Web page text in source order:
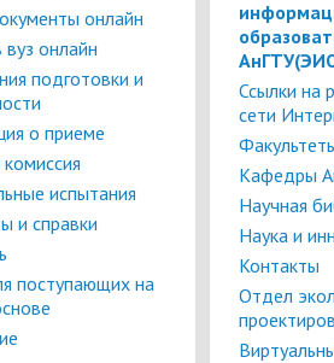
Финансово-хозяйственная
деятельность
Организация питания в
образовательной
Информация
высшего образования РФ
Международное
Информационная
сотрудников и
вопросам коронавирусной
инфекции и организации
дистанционного обучения
платной основе
Для поступающих из
Запорожской области и
Херсонской области
Дополнительный прием
онлайн
онлайн
подготовки и
о приеме
испытания
и справки
поступающих на
Ссылки на
сети
Кафедры
Научная
Наука и
Контакты
Отдел